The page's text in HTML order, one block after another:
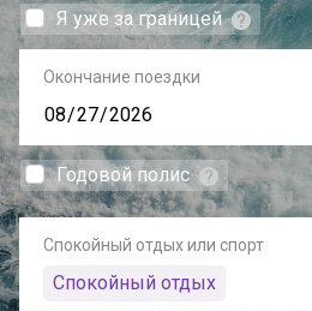
Я уже за границей
Окончание поездки
Годовой полис
Спокойный отдых или спорт
Спокойный отдых